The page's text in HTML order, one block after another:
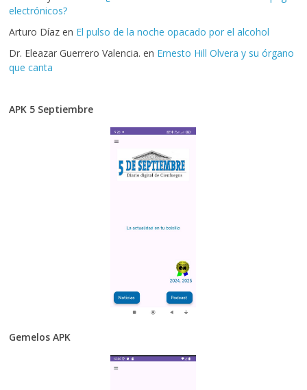
electrónicos?
Arturo Díaz en El pulso de la noche opacado por el alcohol
Dr. Eleazar Guerrero Valencia. en Ernesto Hill Olvera y su órgano
que canta
APK 5 Septiembre
Gemelos APK